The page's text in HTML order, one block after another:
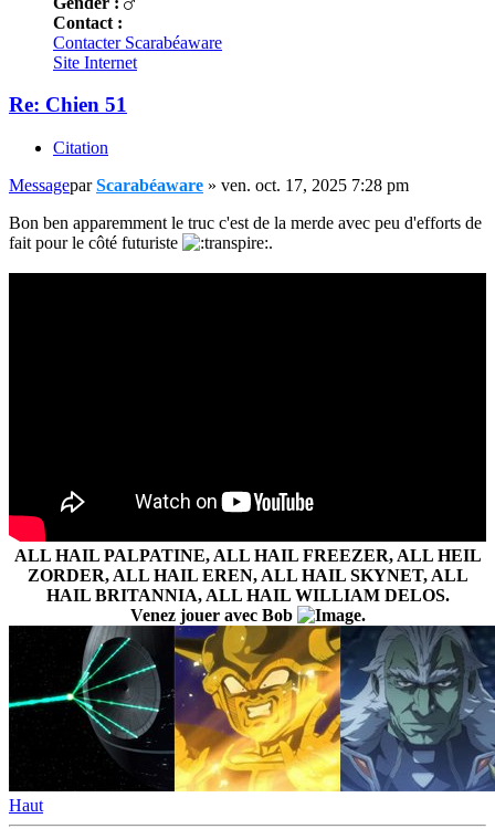
Contact :
Contacter Scarabéaware
Site Internet
Re: Chien 51
Citation
MessageparScarabéaware » ven. oct. 17, 2025 7:28 pm
Bon ben apparemment le truc c'est de la merde avec peu d'efforts de
fait pour le côté futuriste
.
ALL HAIL PALPATINE, ALL HAIL FREEZER, ALL HEIL
ZORDER, ALL HAIL EREN, ALL HAIL SKYNET, ALL
HAIL BRITANNIA, ALL HAIL WILLIAM DELOS.
Venez jouer avec Bob
.
Haut